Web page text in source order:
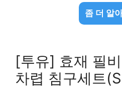
좀 더 알
[투유] 효재 필
차렵 침구세트